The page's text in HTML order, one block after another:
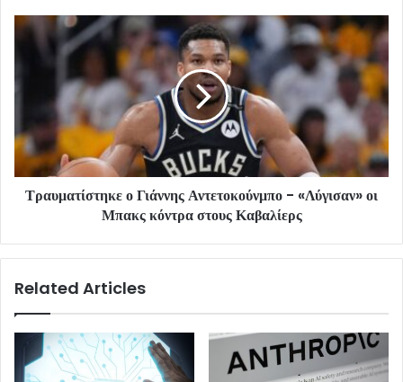
Τραυματίστηκε ο Γιάννης Αντετοκούνμπο - «Λύγισαν» οι
Μπακς κόντρα στους Καβαλίερς
Related Articles